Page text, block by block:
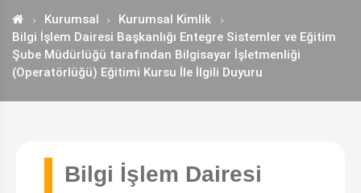
Kurumsal
Kurumsal Kimlik
Bilgi İşlem Dairesi Başkanlığı Entegre Sistemler ve Eğitim
Şube Müdürlüğü tarafından Bilgisayar İşletmenliği
(Operatörlüğü) Eğitimi Kursu İle İlgili Duyuru
Bilgi İşlem Dairesi